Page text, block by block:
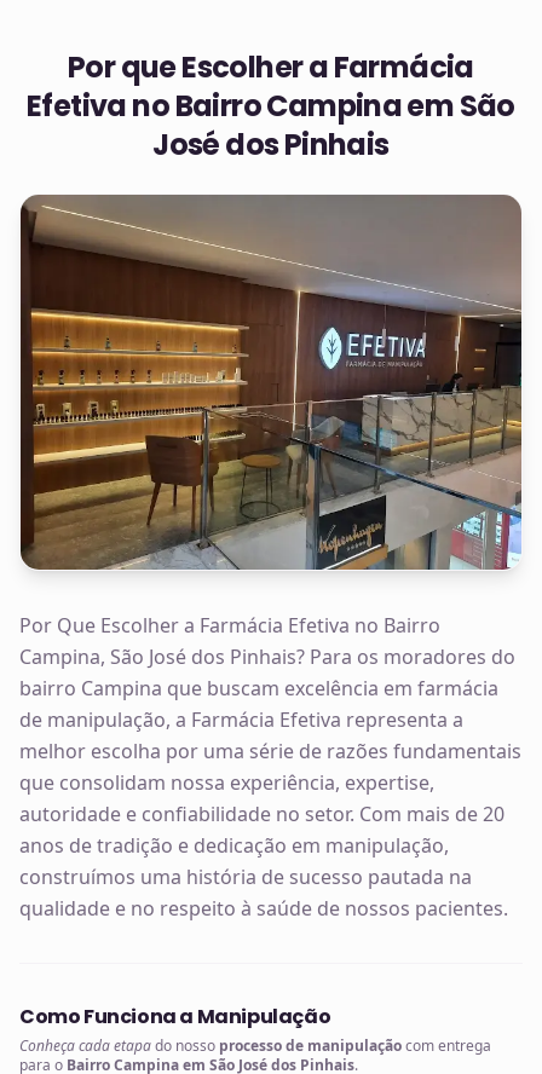
Por que Escolher a Farmácia
Efetiva noBairro Campina em São
José dos Pinhais
Por Que Escolher a Farmácia Efetiva no Bairro
Campina, São José dos Pinhais? Para os moradores do
bairro Campina que buscam excelência em farmácia
de manipulação, a Farmácia Efetiva representa a
melhor escolha por uma série de razões fundamentais
que consolidam nossa experiência, expertise,
autoridade e confiabilidade no setor. Com mais de 20
anos de tradição e dedicação em manipulação,
construímos uma história de sucesso pautada na
qualidade e no respeito à saúde de nossos pacientes.
Como Funciona a Manipulação
Conheça cada etapado nosso processo de manipulaçãocom entrega
para o Bairro Campina em São José dos Pinhais.